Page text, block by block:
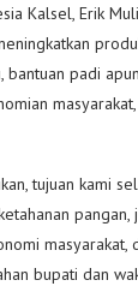
Kalsel, Erik
bantuan padi
masyarakat,
tujuan kami
pangan,
masyarakat,
bupati dan